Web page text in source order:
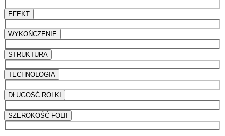
EFEKT
WYKOŃCZENIE
STRUKTURA
TECHNOLOGIA
DŁUGOŚĆ ROLKI
SZEROKOŚĆ FOLII